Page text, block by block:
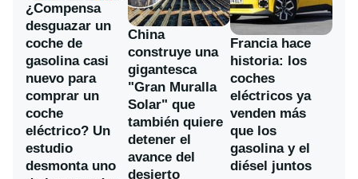
¿Compensa
desguazar un
coche de
gasolina casi
nuevo para
comprar un
coche
eléctrico? Un
estudio
desmonta uno
China
construye una
gigantesca
"Gran Muralla
Solar" que
también quiere
detener el
avance del
desierto
Francia hace
historia: los
coches
eléctricos ya
venden más
que los
gasolina y el
diésel juntos